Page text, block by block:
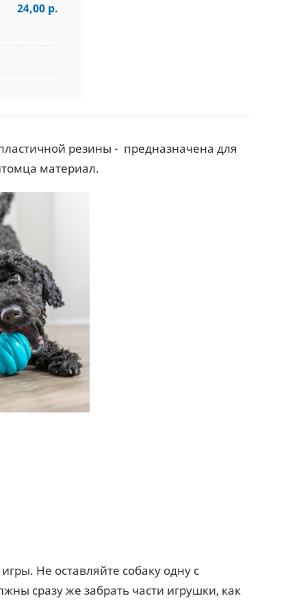
24,00 р.
резины - предназначена для
материал.
Не оставляйте собаку одну с
сразу же забрать части игрушки, как